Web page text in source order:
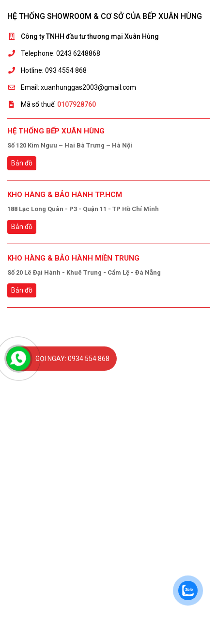
HỆ THỐNG SHOWROOM & CƠ SỞ CỦA BẾP XUÂN HÙNG
Công ty TNHH đầu tư thương mại Xuân Hùng
Telephone: 0243 6248868
Hotline: 093 4554 868
Email: xuanhunggas2003@gmail.com
Mã số thuế: 0107928760
HỆ THỐNG BẾP XUÂN HÙNG
Số 120 Kim Ngưu – Hai Bà Trưng – Hà Nội
Bản đồ
KHO HÀNG & BẢO HÀNH TP.HCM
188 Lạc Long Quân - P3 - Quận 11 - TP Hồ Chí Minh
Bản đồ
KHO HÀNG & BẢO HÀNH MIỀN TRUNG
Số 20 Lê Đại Hành - Khuê Trung - Cẩm Lệ - Đà Nẵng
Bản đồ
GỌI NGAY: 0934 554 868